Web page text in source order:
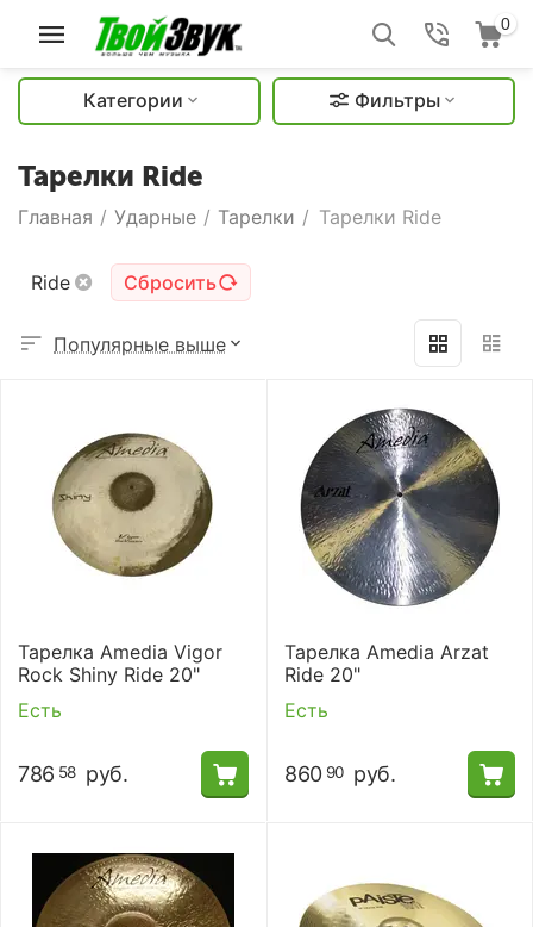
0
Категории Фильтры
Тарелки Ride
Главная / Ударные / Тарелки / Тарелки Ride
Ride Сбросить
Популярные выше
Тарелка Amedia Vigor
Rock Shiny Ride 20"
Есть
786 58 руб.
Тарелка Amedia Arzat
Ride 20"
Есть
860 90 руб.